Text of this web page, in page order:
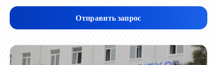
Отправить запрос